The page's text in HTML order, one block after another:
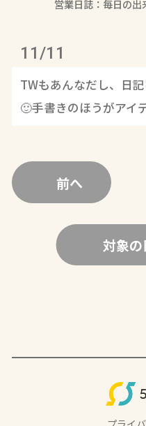
営業日誌：毎日の出
11/11
TWもあんなだし、日
🙂手書きのほうがアイ
前へ
対象